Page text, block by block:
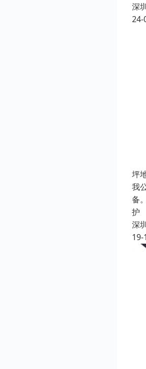
深
24-
坪
我
备
护
深
19-